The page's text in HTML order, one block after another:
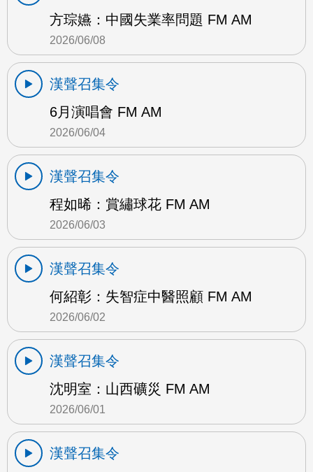
方琮嬿：中國失業率問題 FM AM
2026/06/08
漢聲召集令
6月演唱會 FM AM
2026/06/04
漢聲召集令
程如晞：賞繡球花 FM AM
2026/06/03
漢聲召集令
何紹彰：失智症中醫照顧 FM AM
2026/06/02
漢聲召集令
沈明室：山西礦災 FM AM
2026/06/01
漢聲召集令